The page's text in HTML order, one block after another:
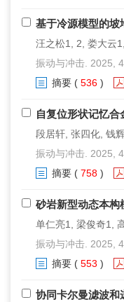
基于冷源模型的坡
汪之松1, 2, 娄大云
振动与冲击. 2025,
摘要 ( 536 )
自复位形状记忆
段居轩, 张四化, 钱
振动与冲击. 2025,
摘要 ( 758 )
砂岩新型动态本构
单仁亮1, 梁俊奇1,
振动与冲击. 2025,
摘要 ( 553 )
协同卡尔曼滤波和